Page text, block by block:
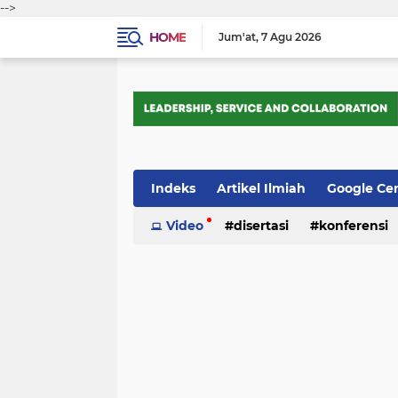
-->
HOME
Jum'at 7 Agu 2026
Indeks Artikel Ilmiah Google
Tips Trik Webometrics
Video disertasi konferensi